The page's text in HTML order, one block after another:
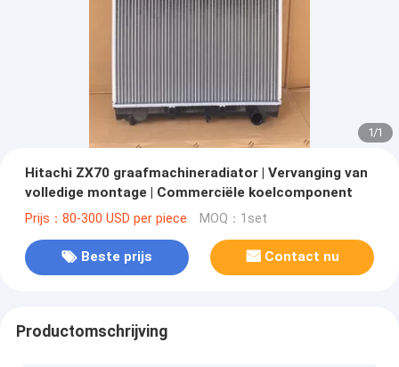
1/1
Hitachi ZX70 graafmachineradiator | Vervanging van
volledige montage | Commerciële koelcomponent
Prijs：80-300 USD per piece MOQ：1set
Beste prijs Contact nu
Productomschrijving